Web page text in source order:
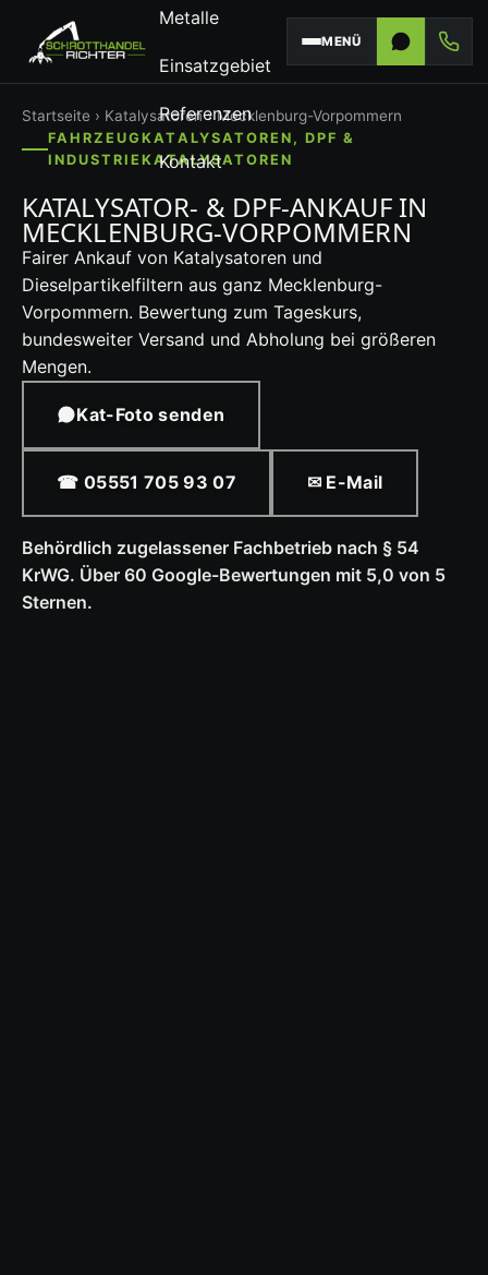
Metalle
Einsatzgebiet
Referenzen
Kontakt
MENÜ
Startseite › Katalysatoren› Mecklenburg-Vorpommern
FAHRZEUGKATALYSATOREN, DPF &
INDUSTRIEKATALYSATOREN
KATALYSATOR- & DPF-ANKAUF IN
MECKLENBURG-VORPOMMERN
Fairer Ankauf von Katalysatoren und
Dieselpartikelfiltern aus ganz Mecklenburg-
Vorpommern. Bewertung zum Tageskurs,
bundesweiter Versand und Abholung bei größeren
Mengen.
Kat-Foto senden
☎ 05551 705 93 07 ✉ E-Mail
Behördlich zugelassener Fachbetrieb nach § 54
KrWG. Über 60 Google-Bewertungen mit 5,0 von 5
Sternen.